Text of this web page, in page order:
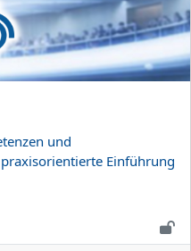
und
Einführung